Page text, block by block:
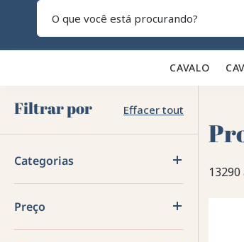
CAVALO 🐎
Filtrar por Effacer tout
Categorias
Preço